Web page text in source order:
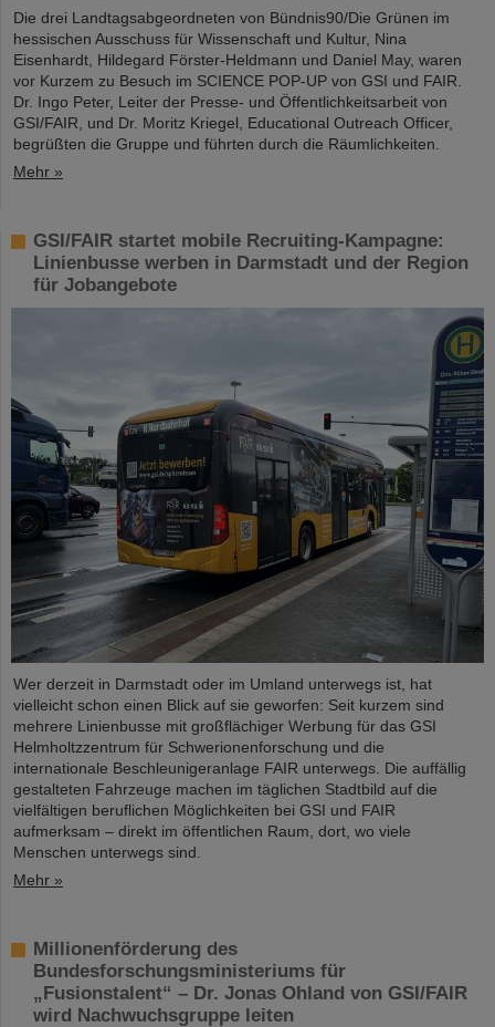
Die drei Landtagsabgeordneten von Bündnis90/Die Grünen im
hessischen Ausschuss für Wissenschaft und Kultur, Nina
Eisenhardt, Hildegard Förster-Heldmann und Daniel May, waren
vor Kurzem zu Besuch im SCIENCE POP-UP von GSI und FAIR.
Dr. Ingo Peter, Leiter der Presse- und Öffentlichkeitsarbeit von
GSI/FAIR, und Dr. Moritz Kriegel, Educational Outreach Officer,
begrüßten die Gruppe und führten durch die Räumlichkeiten.
Mehr »
GSI/FAIR startet mobile Recruiting-Kampagne:
Linienbusse werben in Darmstadt und der Region
für Jobangebote
Wer derzeit in Darmstadt oder im Umland unterwegs ist, hat
vielleicht schon einen Blick auf sie geworfen: Seit kurzem sind
mehrere Linienbusse mit großflächiger Werbung für das GSI
Helmholtzzentrum für Schwerionenforschung und die
internationale Beschleunigeranlage FAIR unterwegs. Die auffällig
gestalteten Fahrzeuge machen im täglichen Stadtbild auf die
vielfältigen beruflichen Möglichkeiten bei GSI und FAIR
aufmerksam – direkt im öffentlichen Raum, dort, wo viele
Menschen unterwegs sind.
Mehr »
Millionenförderung des
Bundesforschungsministeriums für
„Fusionstalent“ – Dr. Jonas Ohland von GSI/FAIR
wird Nachwuchsgruppe leiten